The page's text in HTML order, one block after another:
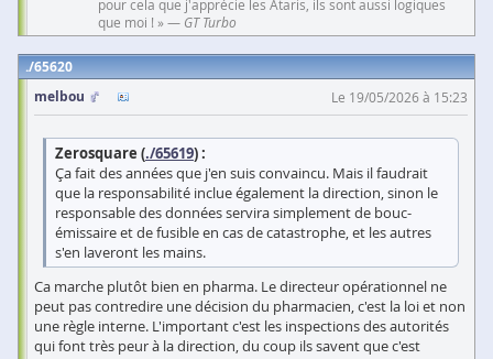
pour cela que j'apprécie les Ataris, ils sont aussi logiques
que moi ! » — GT Turbo
65620
melbou
Le 19/05/2026 à 15:23
Zerosquare (./65619) :
Ça fait des années que j'en suis convaincu. Mais il faudrait
que la responsabilité inclue également la direction, sinon le
responsable des données servira simplement de bouc-
émissaire et de fusible en cas de catastrophe, et les autres
s'en laveront les mains.
Ca marche plutôt bien en pharma. Le directeur opérationnel ne
peut pas contredire une décision du pharmacien, c'est la loi et non
une règle interne. L'important c'est les inspections des autorités
qui font très peur à la direction, du coup ils savent que c'est